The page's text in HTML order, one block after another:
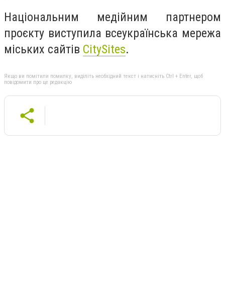
Національним медійним партнером
проєкту виступила всеукраїнська мережа
міських сайтів CitySites.
Якщо ви помітили помилку, виділіть необхідний текст і натисніть Ctrl + Enter, щоб
повідомити про це редакцію